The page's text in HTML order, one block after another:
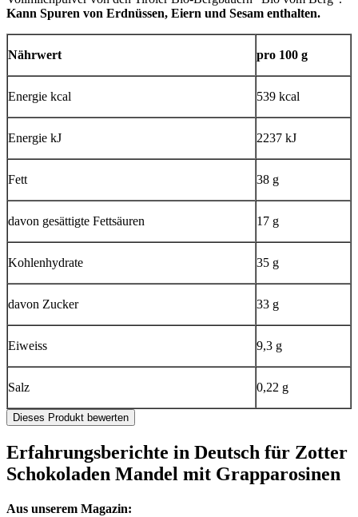
Kann Spuren von Erdnüssen, Eiern und Sesam enthalten.
Nährwert pro 100 g
Energie kcal 539 kcal
Energie kJ 2237 kJ
Fett 38 g
davon gesättigte Fettsäuren 17 g
Kohlenhydrate 35 g
davon Zucker 33 g
Eiweiss 9,3 g
Salz 0,22 g
Dieses Produkt bewerten
Erfahrungsberichte in Deutsch für Zotter
Schokoladen Mandel mit Grapparosinen
Aus unserem Magazin: